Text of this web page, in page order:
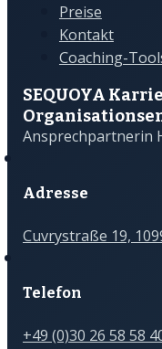
Preise
Kontakt
Coaching-
SEQUOYA
Ansprechpartnerin
Adresse
Cuvrystraße 19,
Telefon
+49 (0)30 26 58 58